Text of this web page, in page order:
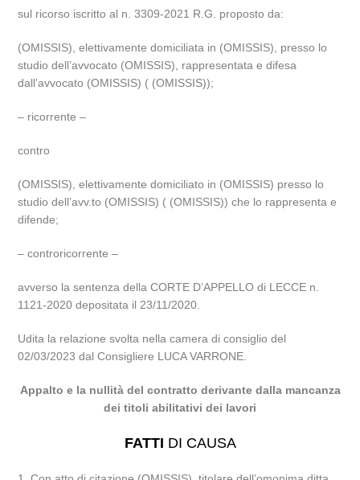
sul ricorso iscritto al n. 3309-2021 R.G. proposto da:
(OMISSIS), elettivamente domiciliata in (OMISSIS), presso lo
studio dell’avvocato (OMISSIS), rappresentata e difesa
dall’avvocato (OMISSIS) ( (OMISSIS));
– ricorrente –
contro
(OMISSIS), elettivamente domiciliato in (OMISSIS) presso lo
studio dell’avv.to (OMISSIS) ( (OMISSIS)) che lo rappresenta e
difende;
– controricorrente –
avverso la sentenza della CORTE D’APPELLO di LECCE n.
1121-2020 depositata il 23/11/2020.
Udita la relazione svolta nella camera di consiglio del
02/03/2023 dal Consigliere LUCA VARRONE.
Appalto e la nullità del contratto derivante dalla mancanza
dei titoli abilitativi dei lavori
FATTI DI CAUSA